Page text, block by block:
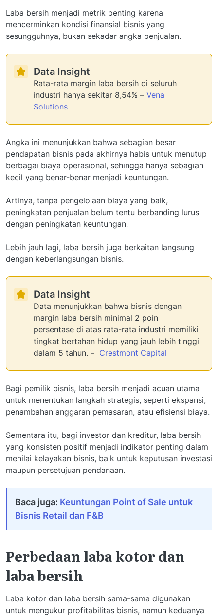
Laba bersih menjadi metrik penting karena
mencerminkan kondisi finansial bisnis yang
sesungguhnya, bukan sekadar angka penjualan.
Data Insight
Rata-rata margin laba bersih di seluruh
industri hanya sekitar 8,54% – Vena
Solutions.
Angka ini menunjukkan bahwa sebagian besar
pendapatan bisnis pada akhirnya habis untuk menutup
berbagai biaya operasional, sehingga hanya sebagian
kecil yang benar-benar menjadi keuntungan.
Artinya, tanpa pengelolaan biaya yang baik,
peningkatan penjualan belum tentu berbanding lurus
dengan peningkatan keuntungan.
Lebih jauh lagi, laba bersih juga berkaitan langsung
dengan keberlangsungan bisnis.
Data Insight
Data menunjukkan bahwa bisnis dengan
margin laba bersih minimal 2 poin
persentase di atas rata-rata industri memiliki
tingkat bertahan hidup yang jauh lebih tinggi
dalam 5 tahun. – Crestmont Capital
Bagi pemilik bisnis, laba bersih menjadi acuan utama
untuk menentukan langkah strategis, seperti ekspansi,
penambahan anggaran pemasaran, atau efisiensi biaya.
Sementara itu, bagi investor dan kreditur, laba bersih
yang konsisten positif menjadi indikator penting dalam
menilai kelayakan bisnis, baik untuk keputusan investasi
maupun persetujuan pendanaan.
Baca juga: Keuntungan Point of Sale untuk
Bisnis Retail dan F&B
Perbedaan laba kotor dan
laba bersih
Laba kotor dan laba bersih sama-sama digunakan
untuk mengukur profitabilitas bisnis, namun keduanya